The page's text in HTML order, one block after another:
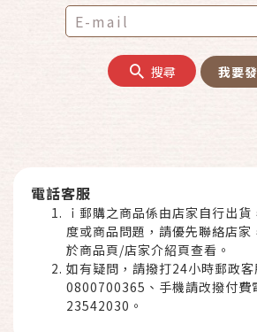
搜尋 我要
電話客服
ｉ郵購之商品係由店家自行出
度或商品問題，請優先聯絡店家
於商品頁/店家介紹頁查看。
如有疑問，請撥打24小時郵政客
0800700365、手機請改撥付費
23542030。